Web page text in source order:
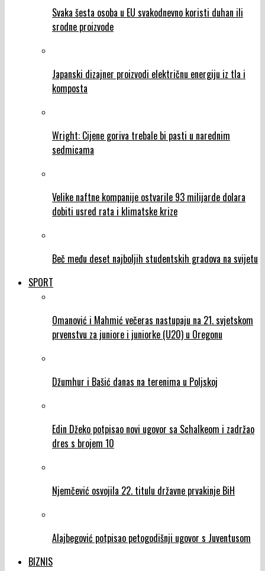
Svaka šesta osoba u EU svakodnevno koristi duhan ili
srodne proizvode
Japanski dizajner proizvodi električnu energiju iz tla i
komposta
Wright: Cijene goriva trebale bi pasti u narednim
sedmicama
Velike naftne kompanije ostvarile 93 milijarde dolara
dobiti usred rata i klimatske krize
Beč među deset najboljih studentskih gradova na svijetu
SPORT
Omanović i Mahmić večeras nastupaju na 21. svjetskom
prvenstvu za juniore i juniorke (U20) u Oregonu
Džumhur i Bašić danas na terenima u Poljskoj
Edin Džeko potpisao novi ugovor sa Schalkeom i zadržao
dres s brojem 10
Njemčević osvojila 22. titulu državne prvakinje BiH
Alajbegović potpisao petogodišnji ugovor s Juventusom
BIZNIS